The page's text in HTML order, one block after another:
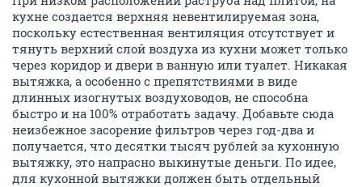
кухне создается верхняя невентилируемая зона,
поскольку естественная вентиляция отсутствует и
тянуть верхний слой воздуха из кухни может только
через коридор и двери в ванную или туалет. Никакая
вытяжка, а особенно с препятствиями в виде
длинных изогнутых воздуховодов, не способна
быстро и на 100% отработать задачу. Добавьте сюда
неизбежное засорение фильтров через год-два и
получается, что десятки тысяч рублей за кухонную
вытяжку, это напрасно выкинутые деньги. По идее,
для кухонной вытяжки должен быть отдельный